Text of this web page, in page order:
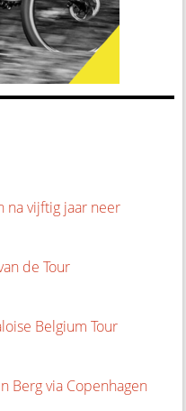
na vijftig jaar neer
de Tour
Belgium Tour
Berg via Copenhagen